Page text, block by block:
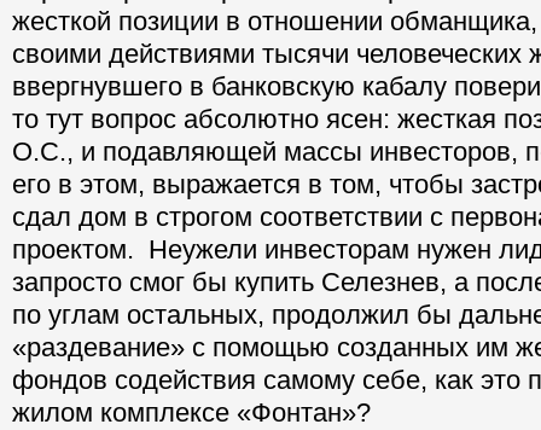
жесткой позиции в отношении
своими действиями тысячи человеческих
ввергнувшего в банковскую кабалу
то тут вопрос абсолютно ясен: жесткая
О.С., и подавляющей массы инвесторов,
его в этом, выражается в том, чтобы
сдал дом в строгом соответствии с
проектом. Неужели инвесторам нужен
запросто смог бы купить Селезнев, а
по углам остальных, продолжил бы
«раздевание» с помощью созданных им
фондов содействия самому себе, как это
жилом комплексе «Фонтан»?